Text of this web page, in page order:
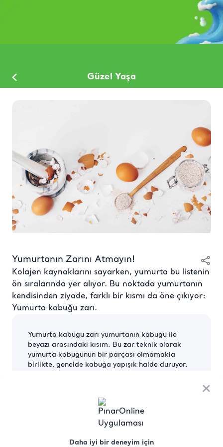
×
Daha iyi bir deneyim için
Güzel Yaşa
Yumurtanın Zarını Atmayın!
Kolajen kaynaklarını sayarken, yumurta bu listenin
ön sıralarında yer alıyor. Bu noktada yumurtanın
kendisinden ziyade, farklı bir kısmı da öne çıkıyor:
Yumurta kabuğu zarı.
Yumurta kabuğu zarı yumurtanın kabuğu ile
beyazı arasındaki kısım. Bu zar teknik olarak
yumurta kabuğunun bir parçası olmamakla
birlikte, genelde kabuğa yapışık halde duruyor.
öğelerini de barındırıyor. Konu hakkında daha
fazla araştırmaya ihtiyaç duyulsa da, yakın
dönem çalışmaları yumurta kabuğu zarının
yaratabileceğini gösteriyor.